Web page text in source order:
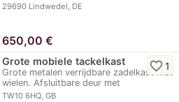
29690 Lindwedel, DE
650,00 €
Grote mobiele tackelkast
Grote metalen verrijdbare zadelkast met
wielen. Afsluitbare deur met
hoofdstelhaken…
TW10 6HQ, GB
favorite_border1